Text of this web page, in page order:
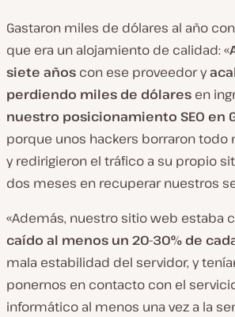
Gastaron miles de dólares al año
que era un alojamiento de calidad: «
siete años con ese proveedor y
perdiendo miles de dólares en
nuestro posicionamiento SEO en
porque unos hackers borraron
y redirigieron el tráfico a su propio
dos meses en recuperar nuestros
«Además, nuestro sitio web estaba
caído al menos un 20-30% de
mala estabilidad del servidor, y
ponernos en contacto con el
informático al menos una vez a la